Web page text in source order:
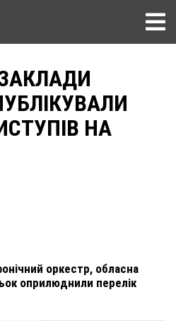
НА
оркестр, обласна
оприлюднили перелік